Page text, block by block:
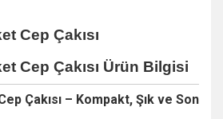
Cep Çakısı
Cep Çakısı Ürün Bilgisi
Çakısı – Kompakt, Şık ve Son